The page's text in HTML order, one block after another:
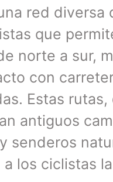
red diversa
que
norte a sur,
con
Estas rutas,
antiguos
senderos
a los ciclistas